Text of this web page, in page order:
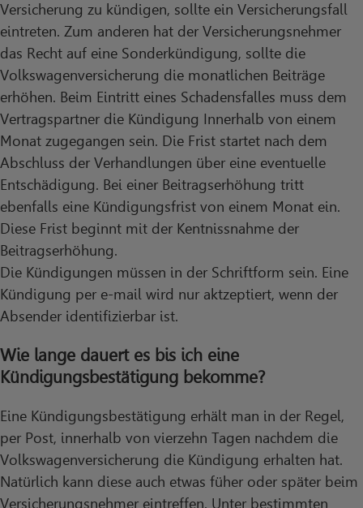
Versicherung zu kündigen, sollte ein Versicherungsfall
eintreten. Zum anderen hat der Versicherungsnehmer
das Recht auf eine Sonderkündigung, sollte die
Volkswagenversicherung die monatlichen Beiträge
erhöhen. Beim Eintritt eines Schadensfalles muss dem
Vertragspartner die Kündigung Innerhalb von einem
Monat zugegangen sein. Die Frist startet nach dem
Abschluss der Verhandlungen über eine eventuelle
Entschädigung. Bei einer Beitragserhöhung tritt
ebenfalls eine Kündigungsfrist von einem Monat ein.
Diese Frist beginnt mit der Kentnissnahme der
Beitragserhöhung.
Die Kündigungen müssen in der Schriftform sein. Eine
Kündigung per e-mail wird nur aktzeptiert, wenn der
Absender identifizierbar ist.
Wie lange dauert es bis ich eine
Kündigungsbestätigung bekomme?
Eine Kündigungsbestätigung erhält man in der Regel,
per Post, innerhalb von vierzehn Tagen nachdem die
Volkswagenversicherung die Kündigung erhalten hat.
Natürlich kann diese auch etwas füher oder später beim
Versicherungsnehmer eintreffen. Unter bestimmten